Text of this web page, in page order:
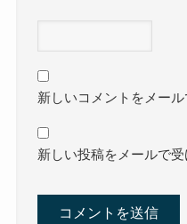
新しいコメントをメール
新しい投稿をメールで受